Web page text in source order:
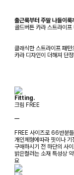
출근룩부터 주말 나들이
골드버튼 카라 스트라이
클래식한 스트라이프 패
카라 디자인이 더해져 단
Fitting.
크림 FREE
ㅡ
FREE 사이즈로 66반분
개인체형에따라 핏이나 기
구매하시기 전 하단의 사
밝은컬러는 소재 특성상
요